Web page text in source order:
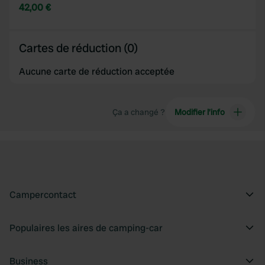
42,00 €
Cartes de réduction (0)
Aucune carte de réduction acceptée
Ça a changé ? Modifier l’info
Campercontact
Populaires les aires de camping-car
Business